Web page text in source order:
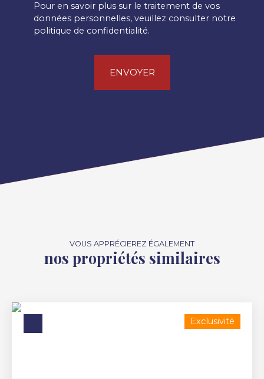
Pour en savoir plus sur le traitement de vos
données personnelles, veuillez consulter notre
politique de confidentialité.
ENVOYER
VOUS APPRÉCIEREZ ÉGALEMENT
nos propriétés similaires
Exclusivité